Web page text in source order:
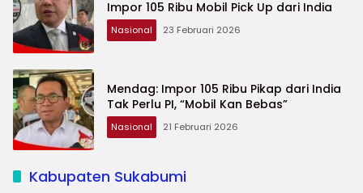
Impor 105 Ribu Mobil Pick Up dari India
Nasional 23 Februari 2026
Mendag: Impor 105 Ribu Pikap dari India
Tak Perlu PI, “Mobil Kan Bebas”
Nasional 21 Februari 2026
Kabupaten Sukabumi